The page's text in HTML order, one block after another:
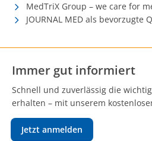
MedTriX Group – we care for
JOURNAL MED als bevorzugte
Immer gut informiert
Schnell und zuverlässig die
erhalten – mit unserem
Jetzt anmelden